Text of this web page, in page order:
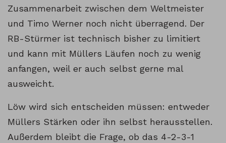
Zusammenarbeit zwischen dem Weltmeister
und Timo Werner noch nicht überragend. Der
RB-Stürmer ist technisch bisher zu limitiert
und kann mit Müllers Läufen noch zu wenig
anfangen, weil er auch selbst gerne mal
ausweicht.
Löw wird sich entscheiden müssen: entweder
Müllers Stärken oder ihn selbst herausstellen.
Außerdem bleibt die Frage, ob das 4-2-3-1